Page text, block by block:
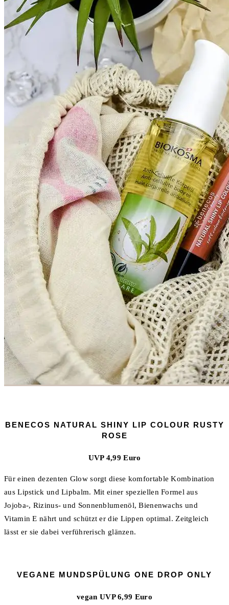
BENECOS NATURAL SHINY LIP COLOUR RUSTY
ROSE
UVP 4,99 Euro
Für einen dezenten Glow sorgt diese komfortable Kombination
aus Lipstick und Lipbalm. Mit einer speziellen Formel aus
Jojoba-, Rizinus- und Sonnenblumenöl, Bienenwachs und
Vitamin E nährt und schützt er die Lippen optimal. Zeitgleich
lässt er sie dabei verführerisch glänzen.
VEGANE MUNDSPÜLUNG ONE DROP ONLY
vegan UVP 6,99 Euro